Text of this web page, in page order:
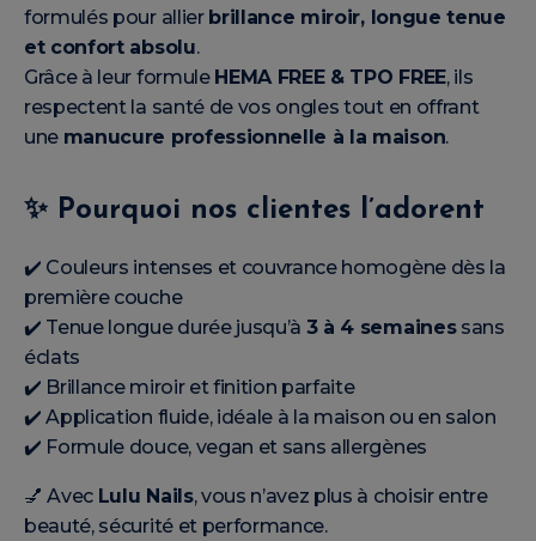
formulés pour allier brillance miroir, longue tenue
et confort absolu.
Grâce à leur formule HEMA FREE & TPO FREE, ils
respectent la santé de vos ongles tout en offrant
une manucure professionnelle à la maison.
✨ Pourquoi nos clientes l’adorent
✔️ Couleurs intenses et couvrance homogène dès la
première couche
✔️ Tenue longue durée jusqu’à 3 à 4 semainessans
éclats
✔️ Brillance miroir et finition parfaite
✔️ Application fluide, idéale à la maison ou en salon
✔️ Formule douce, vegan et sans allergènes
💅 Avec Lulu Nails, vous n’avez plus à choisir entre
beauté, sécurité et performance.